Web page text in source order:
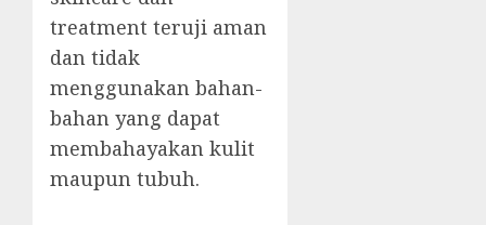
treatment teruji aman
dan tidak
menggunakan bahan-
bahan yang dapat
membahayakan kulit
maupun tubuh.